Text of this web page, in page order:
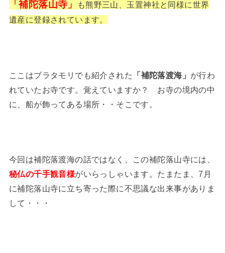
「補陀落山寺」
も熊野三山、玉置神社と同様に世界
遺産に登録されています。
ここはブラタモリでも紹介された 「補陀落渡海」 が行わ
れていたお寺です。覚えていますか？ お寺の境内の中
に、船が飾ってある場所・・そこです。
今回は補陀落渡海の話ではなく、この補陀落山寺には、
秘仏の千手観音様がいらっしゃいます。たまたま、7月
に補陀落山寺に立ち寄った際に不思議な出来事がありま
して・・・